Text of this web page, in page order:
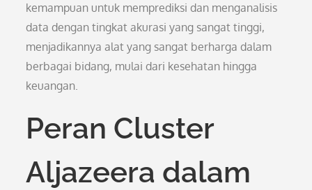
kemampuan untuk memprediksi dan menganalisis
data dengan tingkat akurasi yang sangat tinggi,
menjadikannya alat yang sangat berharga dalam
berbagai bidang, mulai dari kesehatan hingga
keuangan.
Peran Cluster
Aljazeera dalam